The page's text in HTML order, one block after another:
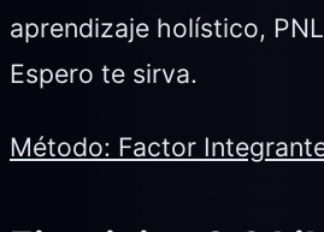
aprendizaje holístico,
Espero te sirva.
Método: Factor